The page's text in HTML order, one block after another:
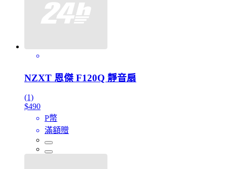
NZXT 恩傑 F120Q 靜音扇
(1)
$490
P幣
滿額贈